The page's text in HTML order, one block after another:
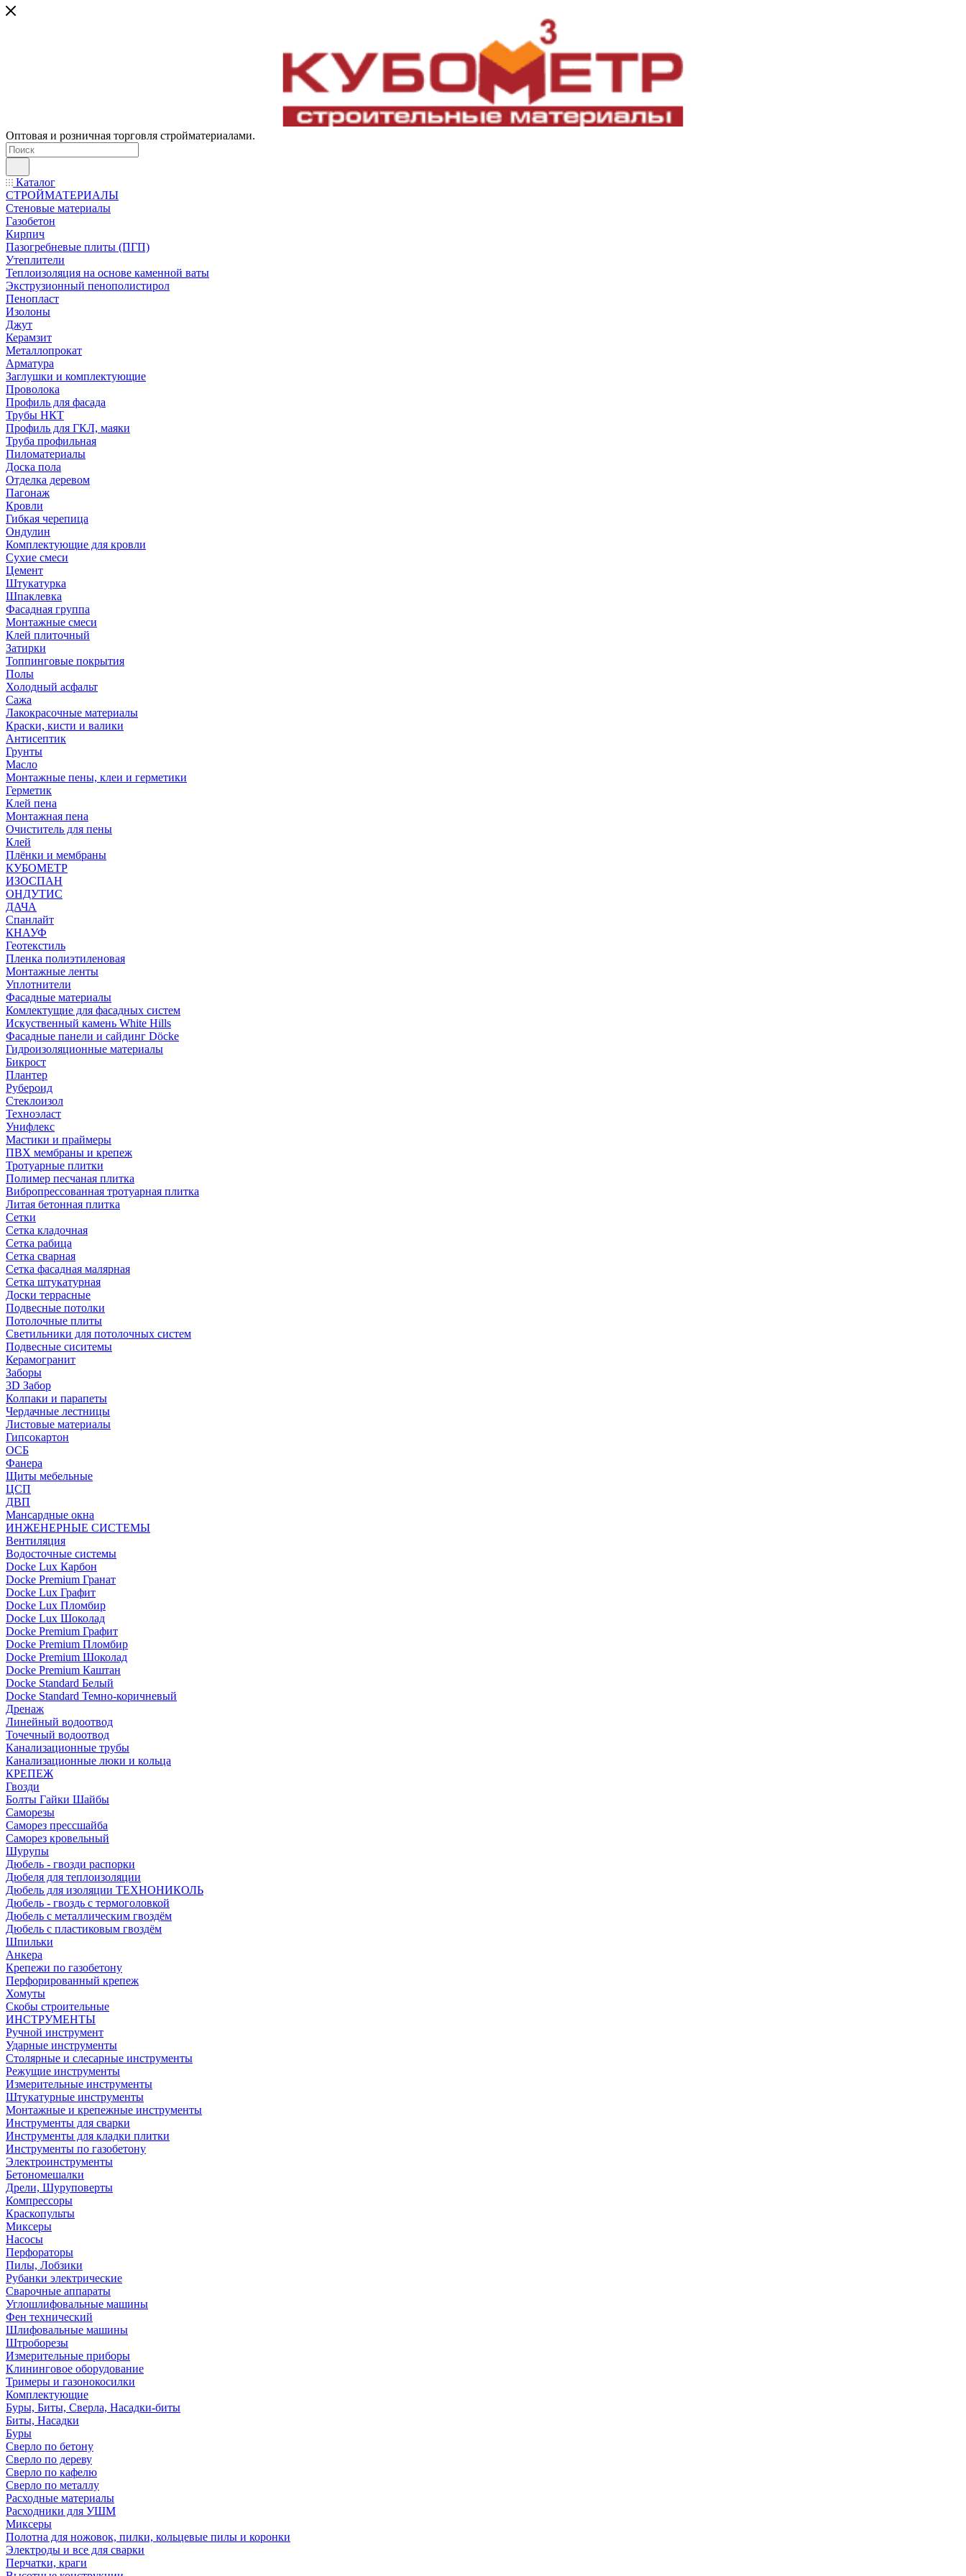
Оптовая и розничная торговля стройматериалами.
Каталог
СТРОЙМАТЕРИАЛЫ
Стеновые материалы
Газобетон
Кирпич
Пазогребневые плиты (ПГП)
Утеплители
Теплоизоляция на основе каменной ваты
Экструзионный пенополистирол
Пенопласт
Изолоны
Джут
Керамзит
Металлопрокат
Арматура
Заглушки и комплектующие
Проволока
Профиль для фасада
Трубы НКТ
Профиль для ГКЛ, маяки
Труба профильная
Пиломатериалы
Доска пола
Отделка деревом
Пагонаж
Кровли
Гибкая черепица
Ондулин
Комплектующие для кровли
Сухие смеси
Цемент
Штукатурка
Шпаклевка
Фасадная группа
Монтажные смеси
Клей плиточный
Затирки
Топпинговые покрытия
Полы
Холодный асфальт
Сажа
Лакокрасочные материалы
Краски, кисти и валики
Антисептик
Грунты
Масло
Монтажные пены, клеи и герметики
Герметик
Клей пена
Монтажная пена
Очиститель для пены
Клей
Плёнки и мембраны
КУБОМЕТР
ИЗОСПАН
ОНДУТИС
ДАЧА
Спанлайт
КНАУФ
Геотекстиль
Пленка полиэтиленовая
Монтажные ленты
Уплотнители
Фасадные материалы
Комлектущие для фасадных систем
Искуственный камень White Hills
Фасадные панели и сайдинг Döcke
Гидроизоляционные материалы
Бикрост
Плантер
Рубероид
Стеклоизол
Техноэласт
Унифлекс
Мастики и праймеры
ПВХ мембраны и крепеж
Тротуарные плитки
Полимер песчаная плитка
Вибропрессованная тротуарная плитка
Литая бетонная плитка
Сетки
Сетка кладочная
Сетка рабица
Сетка сварная
Сетка фасадная малярная
Сетка штукатурная
Доски террасные
Подвесные потолки
Потолочные плиты
Светильники для потолочных систем
Подвесные сиситемы
Керамогранит
Заборы
3D Забор
Колпаки и парапеты
Чердачные лестницы
Листовые материалы
Гипсокартон
ОСБ
Фанера
Щиты мебельные
ЦСП
ДВП
Мансардные окна
ИНЖЕНЕРНЫЕ СИСТЕМЫ
Вентиляция
Водосточные системы
Docke Lux Карбон
Docke Premium Гранат
Docke Lux Графит
Docke Lux Пломбир
Docke Lux Шоколад
Docke Premium Графит
Docke Premium Пломбир
Docke Premium Шоколад
Docke Premium Каштан
Docke Standard Белый
Docke Standard Темно-коричневый
Дренаж
Линейный водоотвод
Точечный водоотвод
Канализационные трубы
Канализационные люки и кольца
КРЕПЕЖ
Гвозди
Болты Гайки Шайбы
Саморезы
Саморез прессшайба
Саморез кровельный
Шурупы
Дюбель - гвозди распорки
Дюбеля для теплоизоляции
Дюбель для изоляции ТЕХНОНИКОЛЬ
Дюбель - гвоздь с термоголовкой
Дюбель с металлическим гвоздём
Дюбель с пластиковым гвоздём
Шпильки
Анкера
Крепежи по газобетону
Перфорированный крепеж
Хомуты
Скобы строительные
ИНСТРУМЕНТЫ
Ручной инструмент
Ударные инструменты
Столярные и слесарные инструменты
Режущие инструменты
Измерительные инструменты
Штукатурные инструменты
Монтажные и крепежные инструменты
Инструменты для сварки
Инструменты для кладки плитки
Инструменты по газобетону
Электроинструменты
Бетономешалки
Дрели, Шуруповерты
Компрессоры
Краскопульты
Миксеры
Насосы
Перфораторы
Пилы, Лобзики
Рубанки электрические
Сварочные аппараты
Углошлифовальные машины
Фен технический
Шлифовальные машины
Штроборезы
Измерительные приборы
Клининговое оборудование
Тримеры и газонокосилки
Комплектующие
Буры, Биты, Сверла, Насадки-биты
Биты, Насадки
Буры
Сверло по бетону
Сверло по дереву
Сверло по кафелю
Сверло по металлу
Расходные материалы
Расходники для УШМ
Миксеры
Полотна для ножовок, пилки, кольцевые пилы и коронки
Электроды и все для сварки
Перчатки, краги